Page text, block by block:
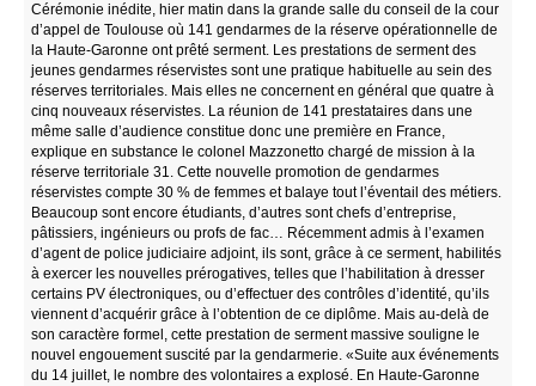
Cérémonie inédite, hier matin dans la grande salle du conseil de la cour
d’appel de Toulouse où 141 gendarmes de la réserve opérationnelle de
la Haute-Garonne ont prêté serment. Les prestations de serment des
jeunes gendarmes réservistes sont une pratique habituelle au sein des
réserves territoriales. Mais elles ne concernent en général que quatre à
cinq nouveaux réservistes. La réunion de 141 prestataires dans une
même salle d’audience constitue donc une première en France,
explique en substance le colonel Mazzonetto chargé de mission à la
réserve territoriale 31. Cette nouvelle promotion de gendarmes
réservistes compte 30 % de femmes et balaye tout l’éventail des métiers.
Beaucoup sont encore étudiants, d’autres sont chefs d’entreprise,
pâtissiers, ingénieurs ou profs de fac… Récemment admis à l’examen
d’agent de police judiciaire adjoint, ils sont, grâce à ce serment, habilités
à exercer les nouvelles prérogatives, telles que l’habilitation à dresser
certains PV électroniques, ou d’effectuer des contrôles d’identité, qu’ils
viennent d’acquérir grâce à l’obtention de ce diplôme. Mais au-delà de
son caractère formel, cette prestation de serment massive souligne le
nouvel engouement suscité par la gendarmerie. «Suite aux événements
du 14 juillet, le nombre des volontaires a explosé. En Haute-Garonne